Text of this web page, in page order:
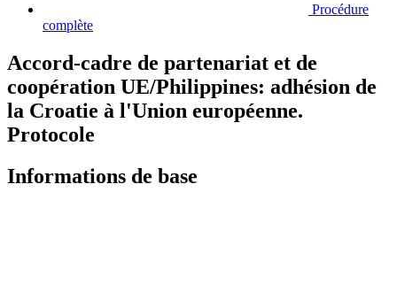
Procédure
complète
Accord-cadre de partenariat et de
coopération UE/Philippines: adhésion de
la Croatie à l'Union européenne.
Protocole
Informations de base